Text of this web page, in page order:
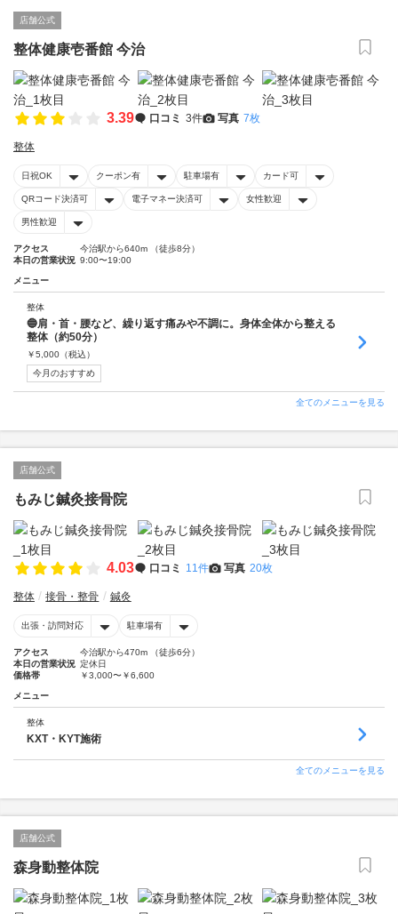
店舗公式
整体健康壱番館 今治
3.39 口コミ 3件 写真 7枚
整体
日祝OK クーポン有 駐車場有 カード可
QRコード決済可 電子マネー決済可 女性歓迎
男性歓迎
アクセス
今治駅から640m （徒歩8分）
本日の営業状況 9:00〜19:00
メニュー
整体
🔵肩・首・腰など、繰り返す痛みや不調に。身体全体から整える
整体（約50分）
￥5,000 （税込）
今月のおすすめ
全てのメニューを見る
店舗公式
もみじ鍼灸接骨院
4.03 口コミ 11件 写真 20枚
整体 接骨・整骨 鍼灸
出張・訪問対応 駐車場有
アクセス
今治駅から470m （徒歩6分）
本日の営業状況 定休日
価格帯
￥3,000〜￥6,600
メニュー
整体
KXT・KYT施術
全てのメニューを見る
店舗公式
森身動整体院